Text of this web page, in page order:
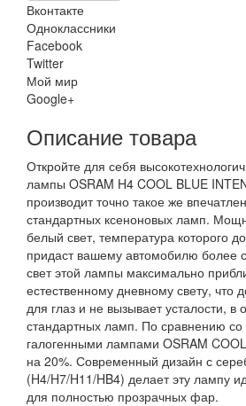
Вконтакте
Одноклассники
Facebook
Twitter
Мой мир
Google+
Описание товара
Откройте для себя
лампы OSRAM H4 COOL BLUE
производит точно такое же
стандартных ксеноновых ламп.
белый свет, температура которого
придаст вашему автомобилю более
свет этой лампы максимально
естественному дневному свету, что
для глаз и не вызывает усталости, в
стандартных ламп. По сравнению
галогенными лампами OSRAM
на 20%. Современный дизайн с
(H4/H7/H11/HB4) делает эту лампу
для полностью прозрачных фар.